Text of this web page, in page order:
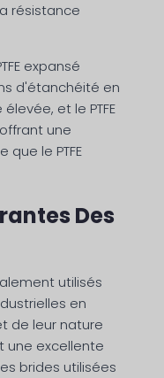
résistance
expansé
d'étanchéité en
et le PTFE
une
le PTFE
Des
utilisés
en
de leur nature
une excellente
brides utilisées